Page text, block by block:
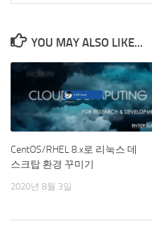
YOU MAY ALSO LIKE...
CentOS/RHEL 8.x로 리눅스 데
스크탑 환경 꾸미기
2020년 8월 3일